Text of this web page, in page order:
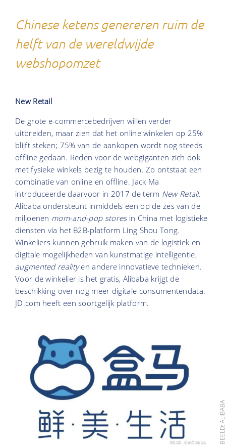
Chinese ketens genereren ruim de
helft van de wereldwijde
webshopomzet
New Retail
De grote e-commercebedrijven willen verder
uitbreiden, maar zien dat het online winkelen op 25%
blijft steken; 75% van de aankopen wordt nog steeds
offline gedaan. Reden voor de webgiganten zich ook
met fysieke winkels bezig te houden. Zo ontstaat een
combinatie van online en offline. Jack Ma
introduceerde daarvoor in 2017 de term New Retail.
Alibaba ondersteunt inmiddels een op de zes van de
miljoenen mom-and-pop storesin China met logistieke
diensten via het B2B-platform Ling Shou Tong.
Winkeliers kunnen gebruik maken van de logistiek en
digitale mogelijkheden van kunstmatige intelligentie,
augmented realityen andere innovatieve technieken.
Voor de winkelier is het gratis, Alibaba krijgt de
beschikking over nog meer digitale consumenten­data.
JD.com heeft een soortgelijk platform.
BEELD: ALIBABA